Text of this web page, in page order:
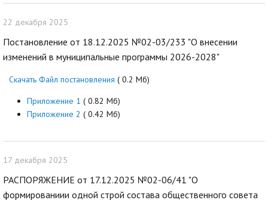
22 декабря 2025
Постановление от 18.12.2025 №02-03/233 "О внесении
изменений в муниципальные программы 2026-2028"
Скачать Файл постановления ( 0.2 Мб)
Приложение 1 ( 0.82 Мб)
Приложение 2 ( 0.42 Мб)
17 декабря 2025
РАСПОРЯЖЕНИЕ от 17.12.2025 №02-06/41 "О
формированиии одной строй состава общественного совета